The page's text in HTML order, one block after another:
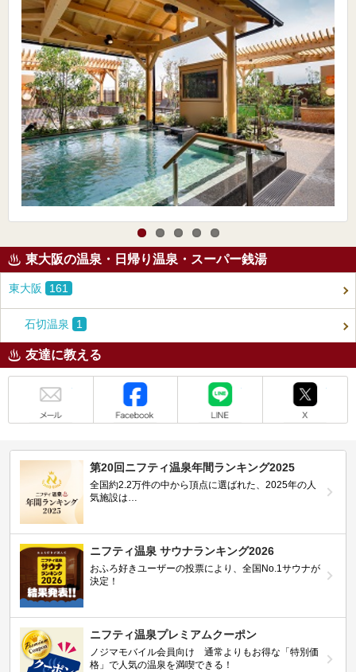
東大阪の温泉・日帰り温泉・スーパー銭湯
東大阪 161
石切温泉 1
友達に教える
第20回ニフティ温泉年間ランキング2025
全国約2.2万件の中から頂点に選ばれた、2025年の人
気施設は…
ニフティ温泉 サウナランキング2026
おふろ好きユーザーの投票により、全国No.1サウナが
決定！
ニフティ温泉プレミアムクーポン
ノジマモバイル会員向け 通常よりもお得な「特別価
格」で人気の温泉を満喫できる！